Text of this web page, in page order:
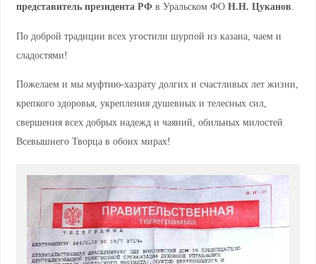
представитель президента РФв Уральском ФО Н.Н. Цуканов.
По доброй традиции всех угостили шурпой из казана, чаем и
сладостями!
Пожелаем и мы муфтию-хазрату долгих и счастливых лет жизни,
крепкого здоровья, укрепления душевных и телесных сил,
свершения всех добрых надежд и чаяний, обильных милостей
Всевышнего Творца в обоих мирах!